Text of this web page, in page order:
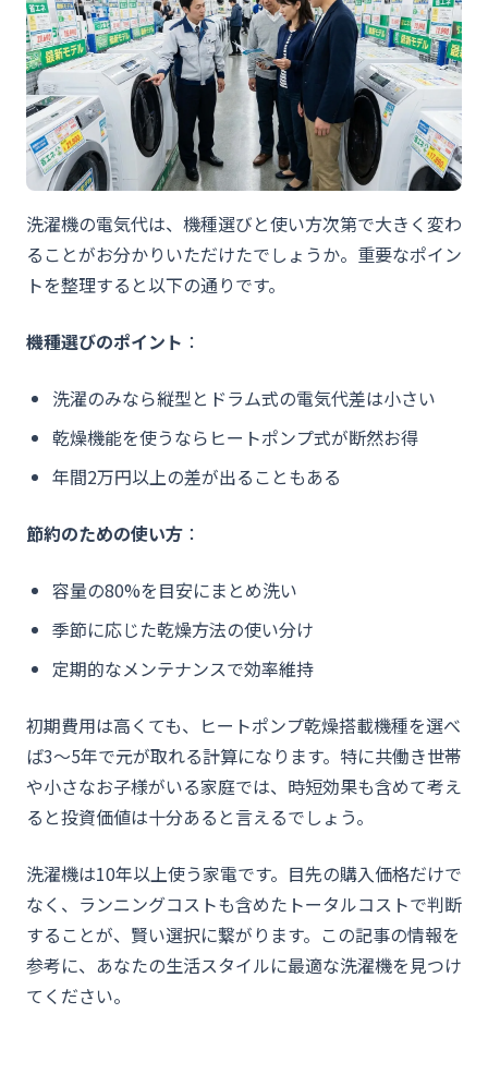
洗濯機の電気代は、機種選びと使い方次第で大きく変わ
ることがお分かりいただけたでしょうか。重要なポイン
トを整理すると以下の通りです。
機種選びのポイント ：
洗濯のみなら縦型とドラム式の電気代差は小さい
乾燥機能を使うならヒートポンプ式が断然お得
年間2万円以上の差が出ることもある
節約のための使い方 ：
容量の80%を目安にまとめ洗い
季節に応じた乾燥方法の使い分け
定期的なメンテナンスで効率維持
初期費用は高くても、ヒートポンプ乾燥搭載機種を選べ
ば3〜5年で元が取れる計算になります。特に共働き世帯
や小さなお子様がいる家庭では、時短効果も含めて考え
ると投資価値は十分あると言えるでしょう。
洗濯機は10年以上使う家電です。目先の購入価格だけで
なく、ランニングコストも含めたトータルコストで判断
することが、賢い選択に繋がります。この記事の情報を
参考に、あなたの生活スタイルに最適な洗濯機を見つけ
てください。